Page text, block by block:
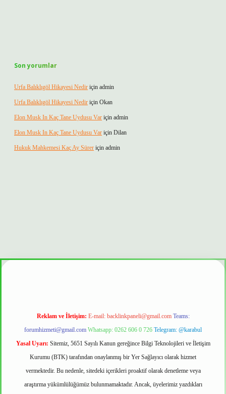
Son yorumlar
Urfa Balıklıgöl Hikayesi Nedir için admin
Urfa Balıklıgöl Hikayesi Nedir için Okan
Elon Musk In Kaç Tane Uydusu Var için admin
Elon Musk In Kaç Tane Uydusu Var için Dilan
Hukuk Mahkemesi Kaç Ay Sürer için admin
güvenilir mi
Reklam ve İletişim: E-mail: backlinkpaneli@gmail.com Teams:
forumhizmeti@gmail.com Whatsapp: 0262 606 0 726 Telegram: @karabul
Yasal Uyarı: Sitemiz, 5651 Sayılı Kanun gereğince Bilgi Teknolojileri ve İletişim
Kurumu (BTK) tarafından onaylanmış bir Yer Sağlayıcı olarak hizmet
vermektedir. Bu nedenle, sitedeki içerikleri proaktif olarak denetleme veya
araştırma yükümlülüğümüz bulunmamaktadır. Ancak, üyelerimiz yazdıkları